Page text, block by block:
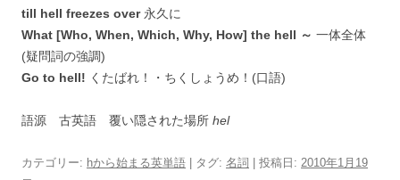
till hell freezes over永久に
What [Who, When, Which, Why, How] the hell ～ 一体全体
(疑問詞の強調)
Go to hell! くたばれ！・ちくしょうめ！(口語)
語源 古英語 覆い隠された場所 hel
カテゴリー: hから始まる英単語 | タグ: 名詞 | 投稿日: 2010年1月19